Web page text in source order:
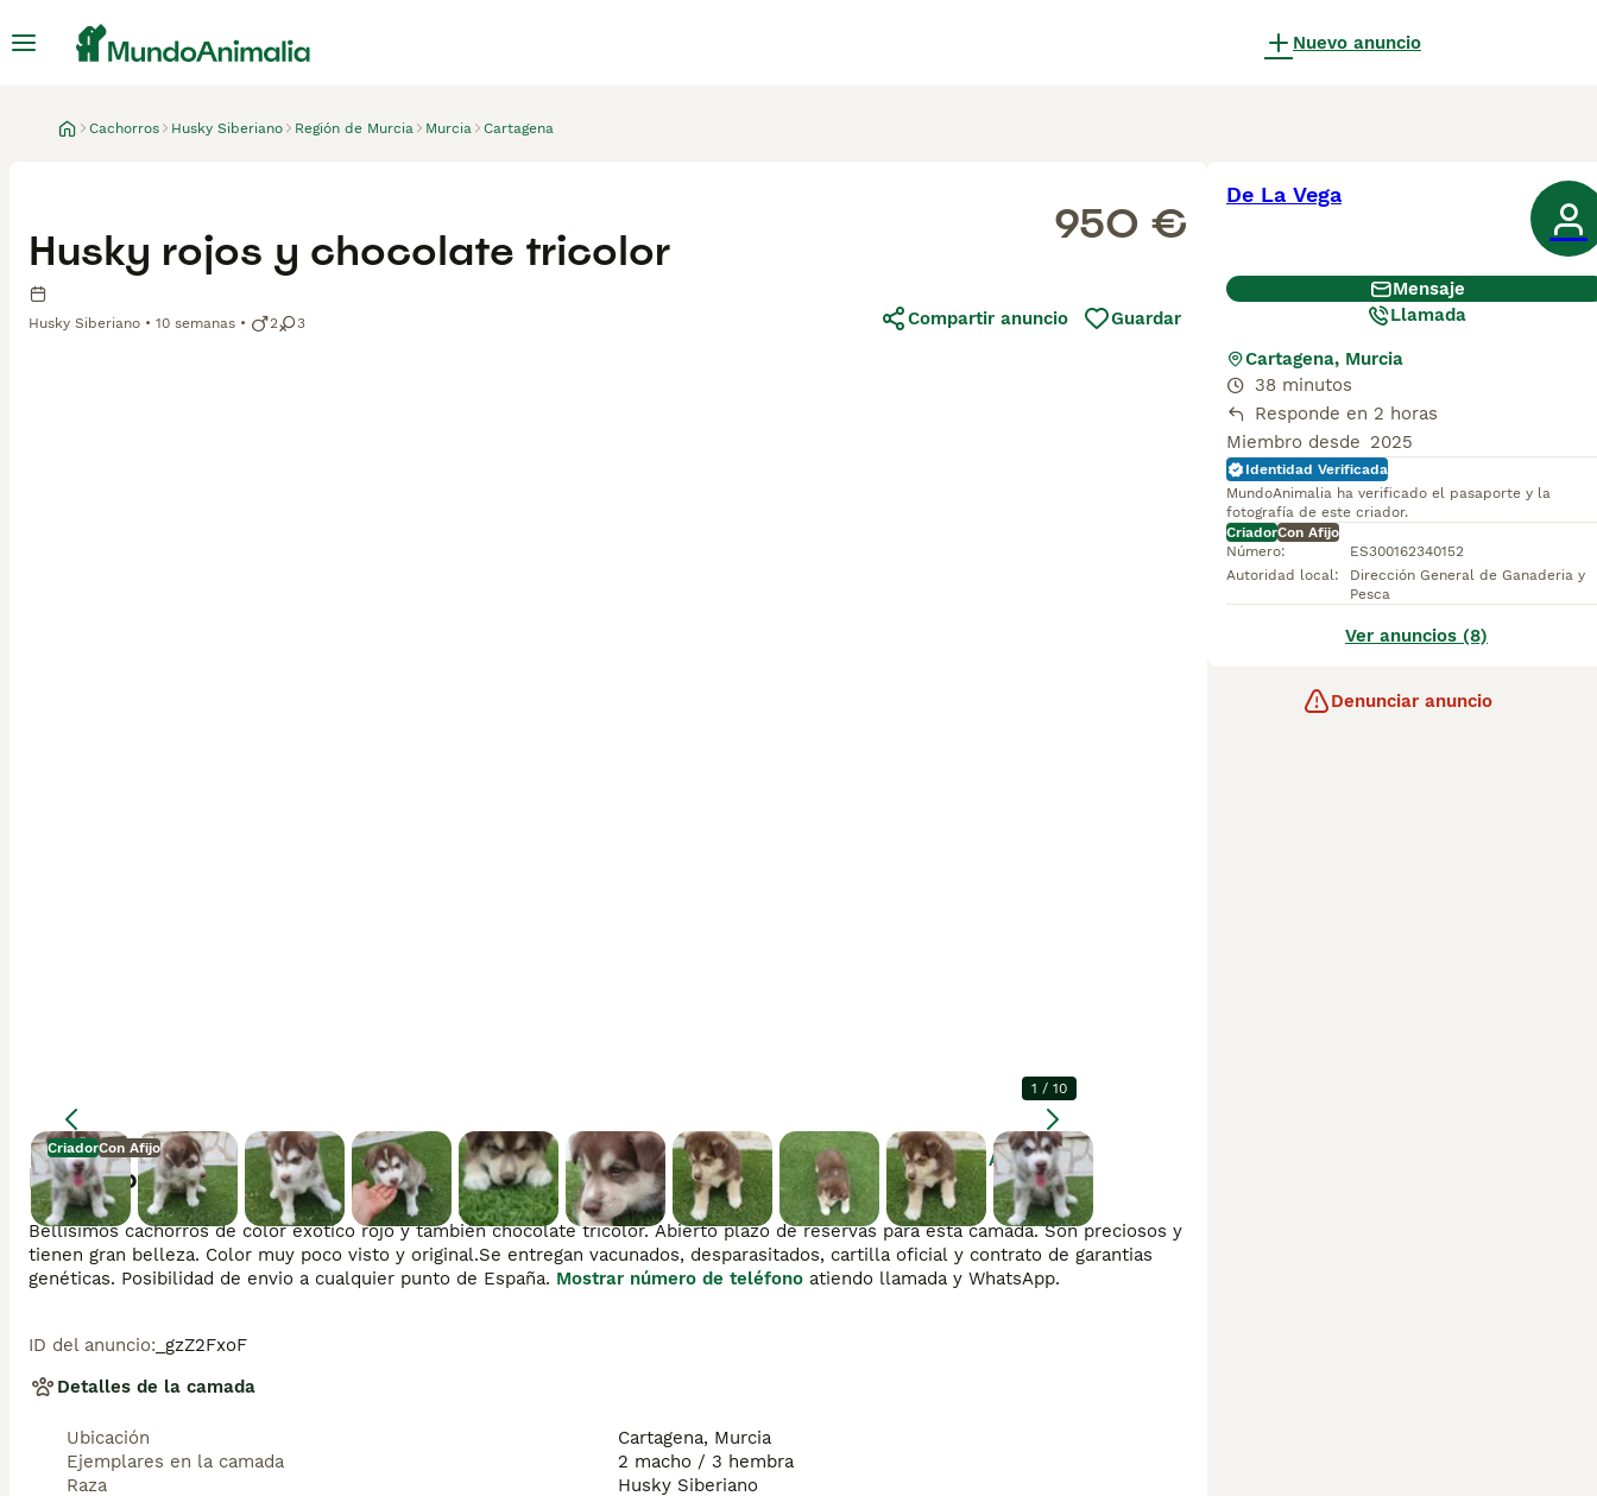
Nuevo anuncio
Cachorros Husky Siberiano Región de Murcia Murcia Cartagena
CriadorCon Afijo
Agrandar
1 / 10
Husky rojos y chocolate tricolor
Husky Siberiano 10 semanas 2 3
950 €
Compartir anuncio Guardar
Descripción
Bellisimos cachorros de color exótico rojo y también chocolate tricolor. Abierto plazo de reservas para esta camada. Son preciosos y
tienen gran belleza. Color muy poco visto y original.Se entregan vacunados, desparasitados, cartilla oficial y contrato de garantias
genéticas. Posibilidad de envio a cualquier punto de España. Mostrar número de teléfono
ID del anuncio: _gzZ2FxoF
Detalles de la camada
Ubicación
Cartagena, Murcia
Ejemplares en la camada
2 macho / 3 hembra
Raza
Husky Siberiano
De La Vega
Mensaje
Llamada
Cartagena, Murcia
38 minutos
Responde en 2 horas
Miembro desde 2025
Identidad Verificada
MundoAnimalia ha verificado el pasaporte y la
fotografía de este criador.
CriadorCon Afijo
Número:
ES300162340152
Autoridad local:
Dirección General de Ganaderia y
Pesca
Ver anuncios (8)
Denunciar anuncio